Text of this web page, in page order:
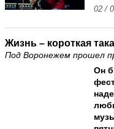
02 /
Жизнь – короткая
Под Воронежем прошел
Он